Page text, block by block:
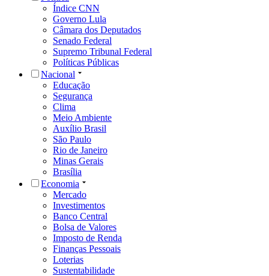
Índice CNN
Governo Lula
Câmara dos Deputados
Senado Federal
Supremo Tribunal Federal
Políticas Públicas
Nacional
Educação
Segurança
Clima
Meio Ambiente
Auxílio Brasil
São Paulo
Rio de Janeiro
Minas Gerais
Brasília
Economia
Mercado
Investimentos
Banco Central
Bolsa de Valores
Imposto de Renda
Finanças Pessoais
Loterias
Sustentabilidade